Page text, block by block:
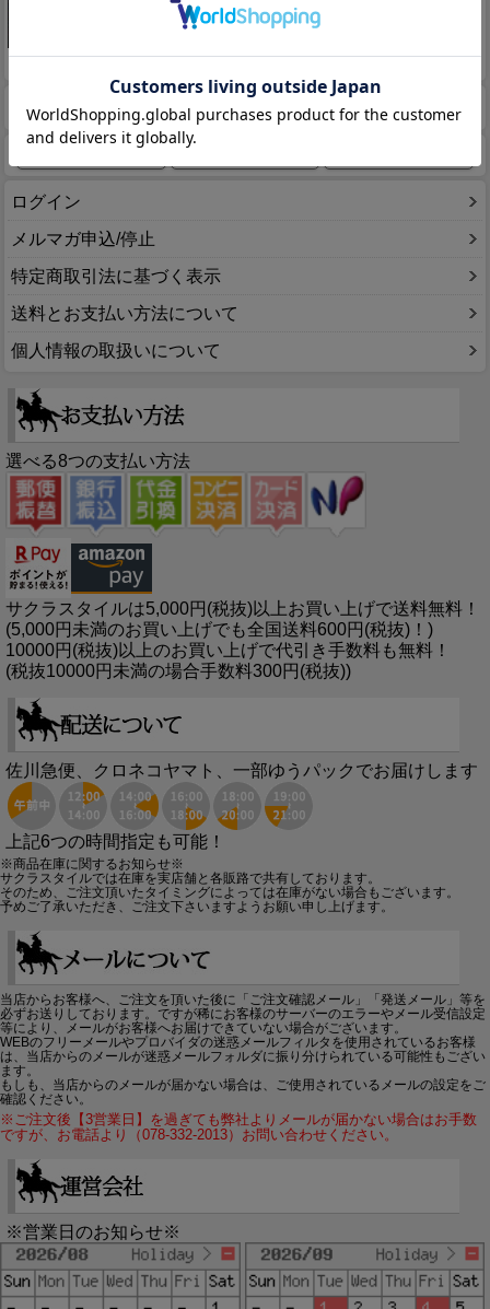
商品検索
ログイン
メルマガ申込/停止
特定商取引法に基づく表示
送料とお支払い方法について
個人情報の取扱いについて
選べる8つの支払い方法
サクラスタイルは5,000円(税抜)以上お買い上げで送料無料！
(5,000円未満のお買い上げでも全国送料600円(税抜)！)
10000円(税抜)以上のお買い上げで代引き手数料も無料！
(税抜10000円未満の場合手数料300円(税抜))
佐川急便、クロネコヤマト、一部ゆうパックでお届けします
上記6つの時間指定も可能！
※商品在庫に関するお知らせ※
サクラスタイルでは在庫を実店舗と各販路で共有しております。
そのため、ご注文頂いたタイミングによっては在庫がない場合もございます。
予めご了承いただき、ご注文下さいますようお願い申し上げます。
当店からお客様へ、ご注文を頂いた後に「ご注文確認メール」「発送メール」等を
必ずお送りしております。ですが稀にお客様のサーバーのエラーやメール受信設定
等により、メールがお客様へお届けできていない場合がございます。
WEBのフリーメールやプロバイダの迷惑メールフィルタを使用されているお客様
は、当店からのメールが迷惑メールフォルダに振り分けられている可能性もござい
ます。
もしも、当店からのメールが届かない場合は、ご使用されているメールの設定をご
確認ください。
※ご注文後【3営業日】を過ぎても弊社よりメールが届かない場合はお手数
ですが、お電話より（078-332-2013）お問い合わせください。
※営業日のお知らせ※